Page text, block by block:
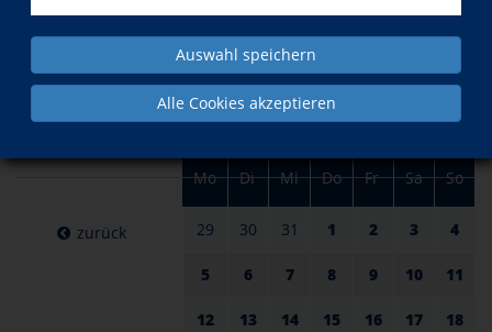
Auswahl speichern
Alle Cookies akzeptieren
im Februar
Mo Di Mi Do Fr Sa So
29 30 31 1 2 3 4
5 6 7 8 9 10 11
12 13 14 15 16 17 18
am 25.
Februar
2024
zurück